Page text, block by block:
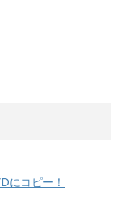
にコピー！